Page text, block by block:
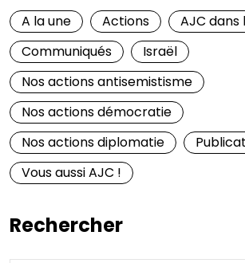
A la une Actions
AJC dans
Communiqués
Israël
Nos actions antisemistisme
Nos actions démocratie
Nos actions diplomatie
Vous aussi AJC !
Rechercher